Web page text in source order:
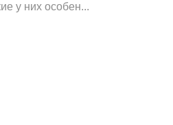
у них особен...